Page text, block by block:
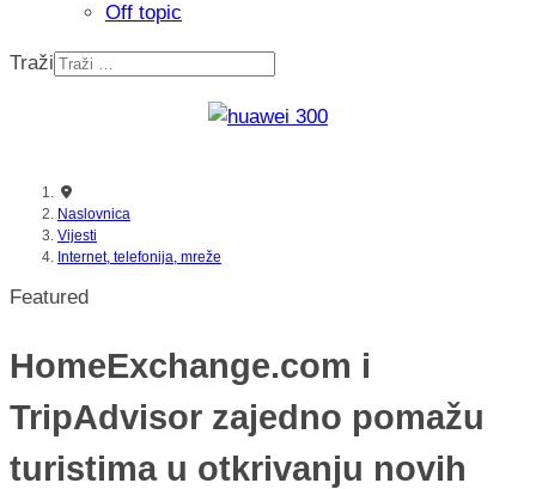
Recenzija: Einhell Professional CP-
nikada prije
Off topic
Traži
Naslovnica
Vijesti
Internet, telefonija, mreže
Featured
HomeExchange.com i
TripAdvisor zajedno pomažu
turistima u otkrivanju novih